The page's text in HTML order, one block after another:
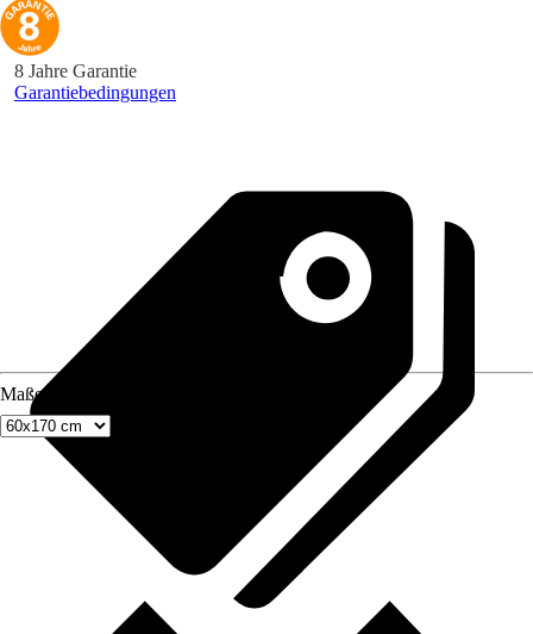
8 Jahre Garantie
Garantiebedingungen
Maße (BxH)